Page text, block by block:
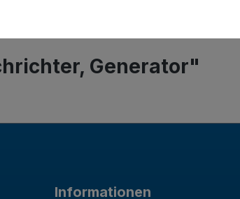
Generator"
Informationen